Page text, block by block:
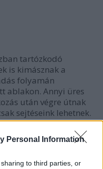
Personal Information
to third parties, or
tartózkodó
is kimásznak a
folyamán
ablakon. Annyi üres
után végre útnak
sejtéseink lehetnek.
egyaránt
nincs: Natasa, a ház
utánuk az